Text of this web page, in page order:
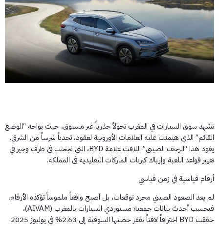
​تشهد سوق السيارات في المغرب تحولاً جذرياً غير مسبوق، حيث يواجه “الوضع
القائم” الذي هيمنت عليه العلامات الأوروبية لعقود، تحدياً شرساً من الشرق.
يقود هذا “الزحف الصيني” اللافت علامة BYD، التي نجحت في ظرف وجيز في
تغيير قواعد اللعبة وإرباك كبريات الماركات التقليدية في المملكة.
​أرقام قياسية في زمن قياسي
​لم يعد الصعود الصيني مجرد توقعات، بل أصبح واقعاً ملموساً تؤكده الأرقام.
فبحسب أحدث بيانات جمعية مستوردي السيارات بالمغرب (AIVAM)،
حققت BYD اختراقاً لافتاً بقفز حصتها السوقية إلى 2.63% في يوليوز 2025.